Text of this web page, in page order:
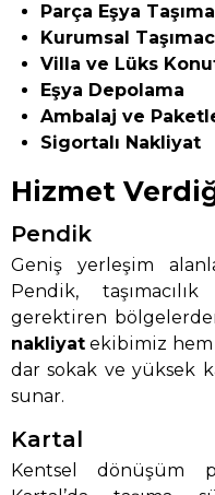
Parça Eşya Taşıma
Kurumsal
Villa ve Lüks
Eşya Depolama
Ambalaj ve
Sigortalı Nakliyat
Hizmet
Pendik
Geniş yerleşim
Pendik,
gerektiren
nakliyat ekibimiz hem
dar sokak ve yüksek
sunar.
Kartal
Kentsel dönüşüm